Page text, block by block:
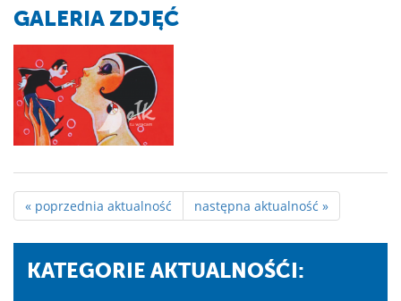
GALERIA ZDJĘĆ
« poprzednia aktualność następna aktualność »
KATEGORIE AKTUALNOŚĆI: